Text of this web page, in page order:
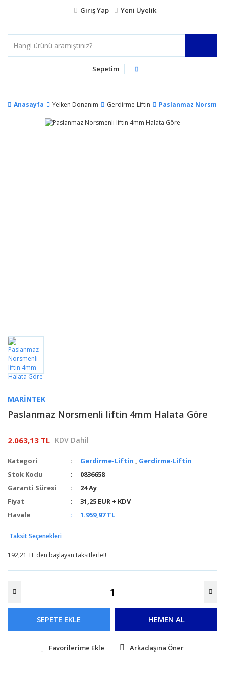
Giriş Yap Yeni Üyelik
Sepetim
Anasayfa Yelken Donanım Gerdirme-Liftin Paslanmaz
MARINTEK
Paslanmaz Norsmenli liftin 4mm Halata Göre
2.063,13 TL KDV Dahil
Kategori Gerdirme-Liftin , Gerdirme-Liftin
Stok Kodu
0836658
Garanti Süresi
24 Ay
Fiyat
31,25 EUR + KDV
Havale
1.959,97 TL
Taksit Seçenekleri
192,21 TL den başlayan taksitlerle!!
SEPETE EKLE HEMEN AL
Arkadaşına Öner